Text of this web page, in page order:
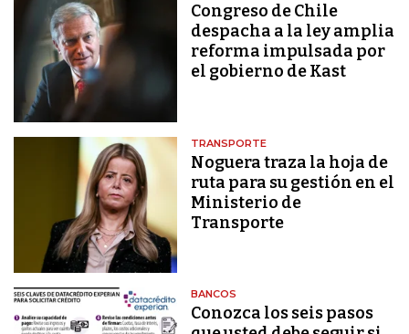
Congreso de Chile
despacha a la ley amplia
reforma impulsada por
el gobierno de Kast
TRANSPORTE
Noguera traza la hoja de
ruta para su gestión en el
Ministerio de
Transporte
BANCOS
Conozca los seis pasos